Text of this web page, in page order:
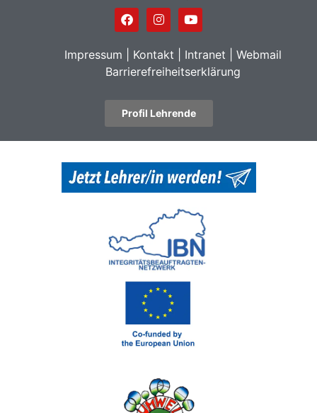
Impressum Kontakt Intranet
Webmail
Barrierefreiheitserklärung
Profil Lehrende